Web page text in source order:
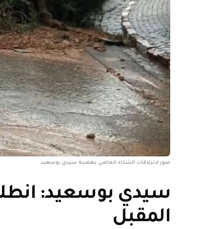
صور لانزلاقات الشتاء الماضي بهضبة سيدي بوسعيد
سيدي بوسعيد:
المقبل